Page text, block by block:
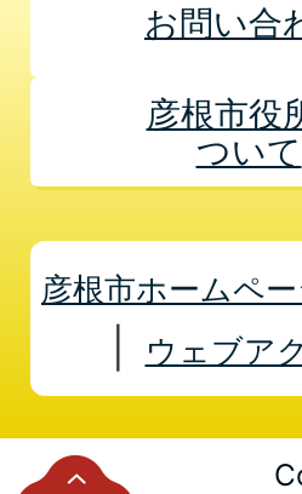
お問い合
彦根市役
ついて
彦根市ホームペ
ウェブア